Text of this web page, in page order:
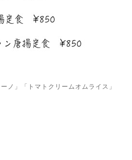
ノ」「トマトクリームオムライス」